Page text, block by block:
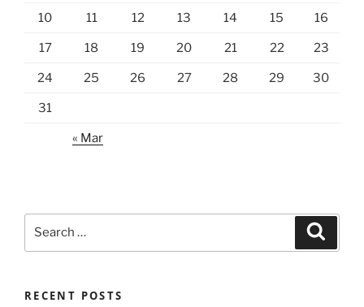
10 11 12 13 14 15 16
17 18 19 20 21 22 23
24 25 26 27 28 29 30
31
« Mar
RECENT POSTS